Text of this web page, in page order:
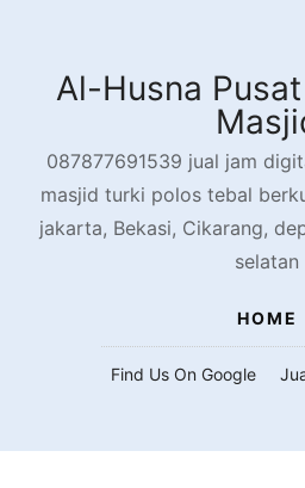
contentAl-Husna
087877691539 jual jam
masjid turki polos tebal
jakarta, Bekasi, Cikarang,
selatan
HOME
Find Us On Google